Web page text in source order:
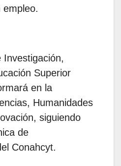
empleo.
Superior
en la
Humanidades
siguiendo
de
Conahcyt.